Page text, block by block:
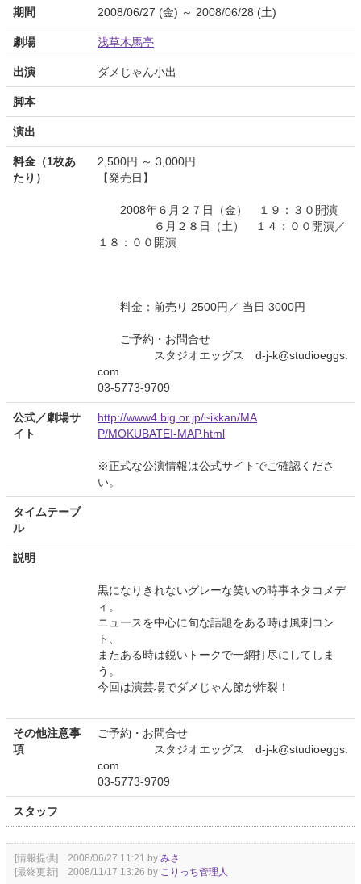
期間 2008/06/27 (金) ～ 2008/06/28 (土)
劇場 浅草木馬亭
出演 ダメじゃん小出
脚本
演出
料金（1枚あ
たり）
2,500円 ～ 3,000円
【発売日】
2008年６月２７日（金） １９：３０開演
６月２８日（土） １４：００開演／
１８：００開演
料金：前売り 2500円／ 当日 3000円
ご予約・お問合せ
スタジオエッグス d-j-k@studioeggs.
com
03-5773-9709
公式／劇場サ
イト
http://www4.big.or.jp/~ikkan/MA
P/MOKUBATEI-MAP.html
※正式な公演情報は公式サイトでご確認くださ
い。
タイムテーブ
ル
説明
黒になりきれないグレーな笑いの時事ネタコメデ
ィ。
ニュースを中心に旬な話題をある時は風刺コン
ト、
またある時は鋭いトークで一網打尽にしてしま
う。
今回は演芸場でダメじゃん節が炸裂！
その他注意事
項
ご予約・お問合せ
スタジオエッグス d-j-k@studioeggs.
com
03-5773-9709
スタッフ
[情報提供] 2008/06/27 11:21 by みさ
[最終更新] 2008/11/17 13:26 by こりっち管理人